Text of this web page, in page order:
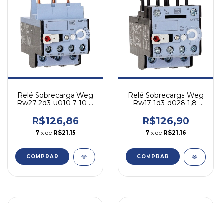
Relé Sobrecarga Weg
Rw27-2d3-u010 7-10 A
R$126,86
7 x de R$21,15
COMPRAR
Relé Sobrecarga Weg
Rw17-1d3-d028 1,8-
R$126,90
7 x de R$21,16
COMPRAR